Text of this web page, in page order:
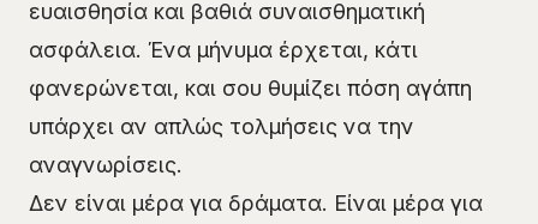
ευαισθησία και βαθιά συναισθηματική
ασφάλεια. Ένα μήνυμα έρχεται, κάτι
φανερώνεται, και σου θυμίζει πόση αγάπη
υπάρχει αν απλώς τολμήσεις να την
αναγνωρίσεις.
Δεν είναι μέρα για δράματα. Είναι μέρα για